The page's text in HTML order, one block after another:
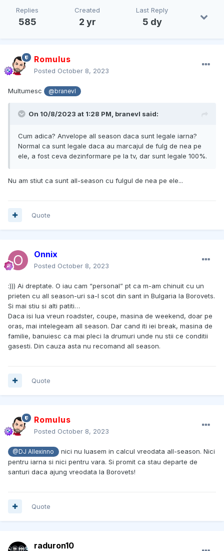
Replies
585
Created
2 yr
Last Reply
5 dy
Romulus
Posted October 8, 2023
Multumesc @branevl
On 10/8/2023 at 1:28 PM, branevl said:
Cum adica? Anvelope all season daca sunt legale iarna?
Normal ca sunt legale daca au marcajul de fulg de nea pe
ele, a fost ceva dezinformare pe la tv, dar sunt legale 100%.
Nu am stiut ca sunt all-season cu fulgul de nea pe ele...
Quote
Onnix
Posted October 8, 2023
:))) Ai dreptate. O iau cam “personal” pt ca m-am chinuit cu un
prieten cu all season-uri sa-l scot din sant in Bulgaria la Borovets.
Si mai stiu si alti patiti…
Daca isi lua vreun roadster, coupe, masina de weekend, doar pe
oras, mai intelegeam all season. Dar cand iti iei break, masina de
familie, banuiesc ca mai pleci la drumuri unde nu stii ce conditii
gasesti. Din cauza asta nu recomand all season.
Quote
Romulus
Posted October 8, 2023
@DJ Allexinno
nici nu luasem in calcul vreodata all-season. Nici
pentru iarna si nici pentru vara. Si promit ca stau departe de
santuri daca ajung vreodata la Borovets!
Quote
raduron10